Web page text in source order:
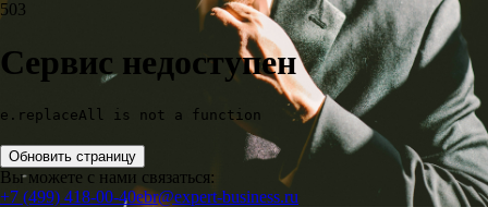
503
Сервис недоступен
e.replaceAll is not a function
Обновить страницу
Вы можете с нами связаться:
+7 (499) 418-00-40ebr@expert-business.ru